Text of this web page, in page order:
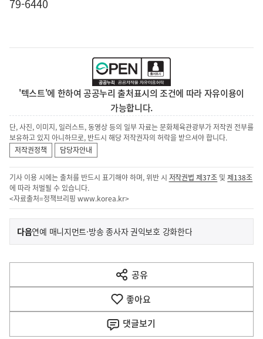
79-6440
'텍스트'에 한하여 공공누리 출처표시의 조건에 따라 자유이용이
가능합니다.
단, 사진, 이미지, 일러스트, 동영상 등의 일부 자료는 문화체육관광부가 저작권 전부를
보유하고 있지 아니하므로, 반드시 해당 저작권자의 허락을 받으셔야 합니다.
저작권정책
담당자안내
기사 이용 시에는 출처를 반드시 표기해야 하며, 위반 시 저작권법 제37조 및제138조
에 따라 처벌될 수 있습니다.
<자료출처=정책브리핑 www.korea.kr>
이
전
다
음
다음기
연예 매니지먼트·방송 종사자 권익보호 강화한다
공유
열
기
좋아요
댓글보기